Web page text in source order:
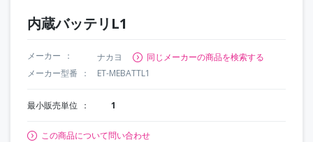
内蔵バッテリL1
メーカー ナカヨ
同じメーカーの商品を検索する
メーカー型番
ET-MEBATTL1
最小販売単位 1
この商品について問い合わせ